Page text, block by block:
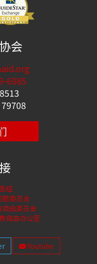
会
6985
经
委员会
由委员会
自由办公室
Youtube